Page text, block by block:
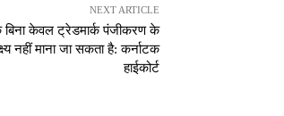
NEXT ARTICLE
के बिना केवल ट्रेडमार्क पंजीकरण के
नहीं माना जा सकता है: कर्नाटक
हाईकोर्ट